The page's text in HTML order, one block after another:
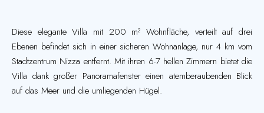
Diese elegante Villa mit 200 m² Wohnfläche, verteilt auf drei
Ebenen befindet sich in einer sicheren Wohnanlage, nur 4 km vom
Stadtzentrum Nizza entfernt. Mit ihren 6-7 hellen Zimmern bietet die
Villa dank großer Panoramafenster einen atemberaubenden Blick
auf das Meer und die umliegenden Hügel.